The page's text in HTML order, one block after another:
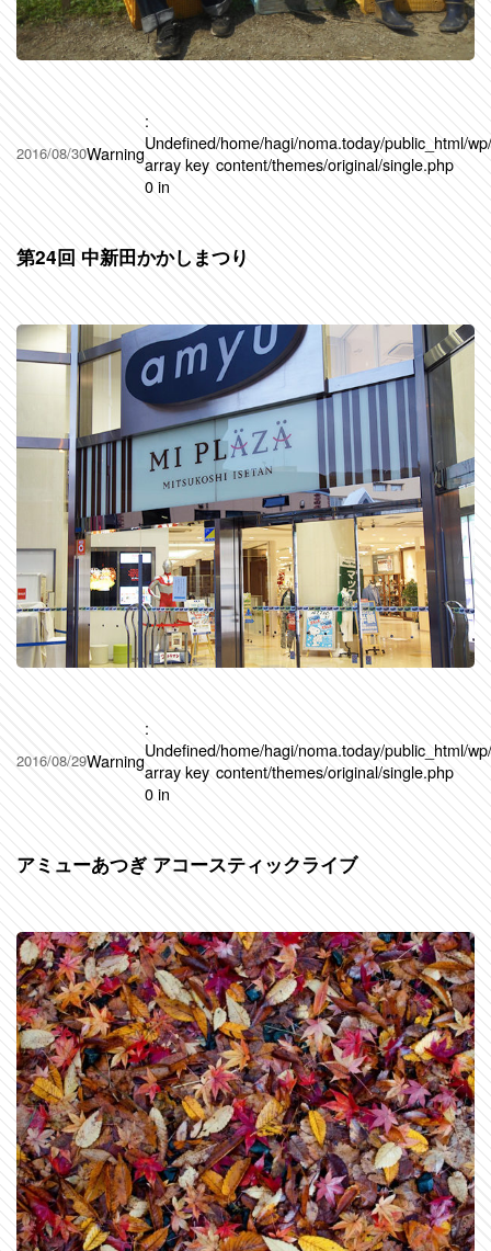
2016/08/30Warning
:
Undefined
array key
0 in
/home/hagi/noma.today/public_html/
content/themes/original/single.php
第24回 中新田かかしまつり
2016/08/29Warning
:
Undefined
array key
0 in
/home/hagi/noma.today/public_html/
content/themes/original/single.php
アミューあつぎ アコースティックライブ